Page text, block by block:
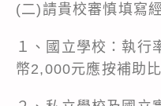
(二)請貴校審慎填寫
１、國立學校：執行
幣2,000元應按補助